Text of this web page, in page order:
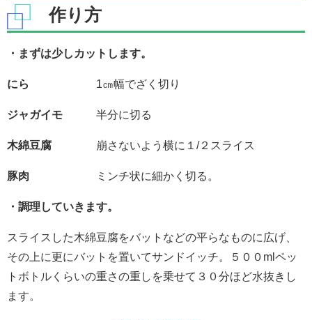
作り方
・まずは少しカットします。
にら 1㎝幅でざく切り
ジャガイモ 半分に切る
木綿豆腐 崩さないよう横に１/２スライス
豚肉 ミンチ状に細かく切る。
・調理していきます。
スライスした木綿豆腐をバットなどの平らなものに広げ、
その上に更にバットを置いてサンドイッチ。５００mlペッ
トボトルくらいの重さの重しを乗せて３０分ほど水抜きし
ます。